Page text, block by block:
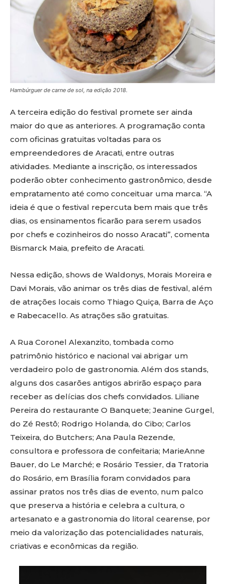
Hambúrguer de carne de sol, na edição 2018.
A terceira edição do festival promete ser ainda
maior do que as anteriores. A programação conta
com oficinas gratuitas voltadas para os
empreendedores de Aracati, entre outras
atividades. Mediante a inscrição, os interessados
poderão obter conhecimento gastronômico, desde
empratamento até como conceituar uma marca. “A
ideia é que o festival repercuta bem mais que três
dias, os ensinamentos ficarão para serem usados
por chefs e cozinheiros do nosso Aracati”, comenta
Bismarck Maia, prefeito de Aracati.
Nessa edição, shows de Waldonys, Morais Moreira e
Davi Morais, vão animar os três dias de festival, além
de atrações locais como Thiago Quiça, Barra de Aço
e Rabecacello. As atrações são gratuitas.
A Rua Coronel Alexanzito, tombada como
patrimônio histórico e nacional vai abrigar um
verdadeiro polo de gastronomia. Além dos stands,
alguns dos casarões antigos abrirão espaço para
receber as delícias dos chefs convidados. Liliane
Pereira do restaurante O Banquete; Jeanine Gurgel,
do Zé Restô; Rodrigo Holanda, do Cibo; Carlos
Teixeira, do Butchers; Ana Paula Rezende,
consultora e professora de confeitaria; MarieAnne
Bauer, do Le Marché; e Rosário Tessier, da Tratoria
do Rosário, em Brasília foram convidados para
assinar pratos nos três dias de evento, num palco
que preserva a história e celebra a cultura, o
artesanato e a gastronomia do litoral cearense, por
meio da valorização das potencialidades naturais,
criativas e econômicas da região.